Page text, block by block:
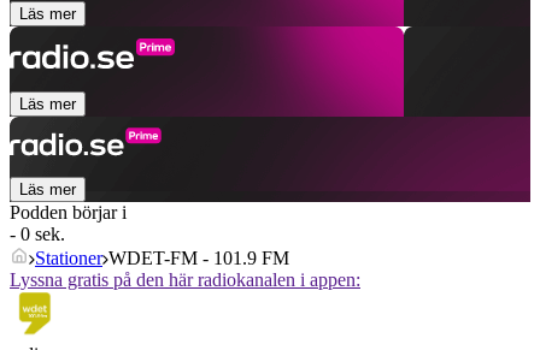
Läs mer
Läs mer
Läs mer
Podden börjar i
- 0 sek.
Stationer WDET-FM - 101.9 FM
Lyssna gratis på den här radiokanalen i appen: